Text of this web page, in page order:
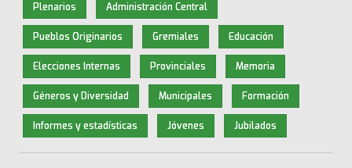
Plenarios Administración Central
Pueblos Originarios Gremiales Educación
Elecciones Internas Provinciales Memoria
Géneros y Diversidad Municipales Formación
Informes y estadísticas Jóvenes Jubilados